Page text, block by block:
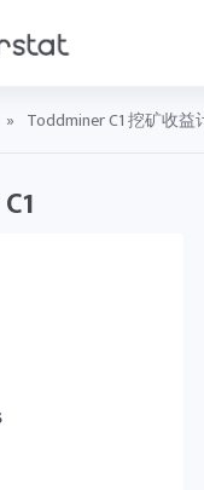
» Toddminer C1 挖矿收益